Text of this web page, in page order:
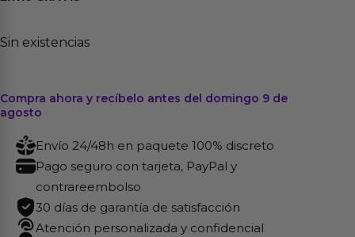
Sin existencias
Compra ahora y recíbelo antes del domingo 9 de
agosto
Envío 24/48h en paquete 100% discreto
Pago seguro con tarjeta, PayPal y
contrareembolso
30 días de garantía de satisfacción
Atención personalizada y confidencial